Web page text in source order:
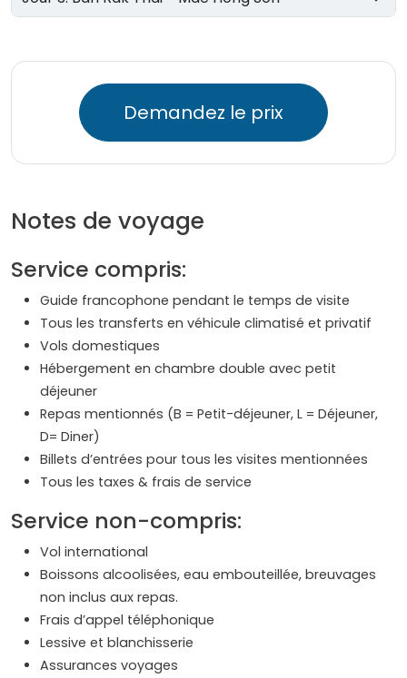
Demandez le prix
Notes de voyage
Service compris:
Guide francophone pendant le temps de visite
Tous les transferts en véhicule climatisé et privatif
Vols domestiques
Hébergement en chambre double avec petit
déjeuner
Repas mentionnés (B = Petit-déjeuner, L = Déjeuner,
D= Diner)
Billets d’entrées pour tous les visites mentionnées
Tous les taxes & frais de service
Service non-compris:
Vol international
Boissons alcoolisées, eau embouteillée, breuvages
non inclus aux repas.
Frais d’appel téléphonique
Lessive et blanchisserie
Assurances voyages